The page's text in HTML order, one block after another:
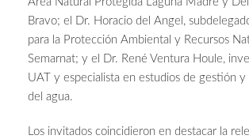
Bravo; el Dr. Horacio del Angel,
para la Protección Ambiental y Recursos
Semarnat; y el Dr. René Ventura Houle,
UAT y especialista en estudios de gestión y
del agua.
Los invitados coincidieron en destacar la